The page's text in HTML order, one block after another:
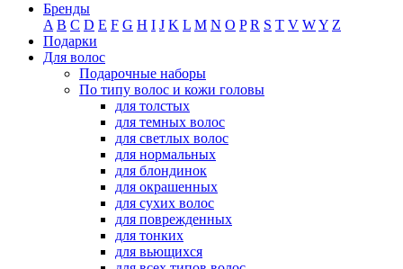
Бренды
A B C D E F G H I J K L M N O P R S T V WY Z
Подарки
Для волос
Подарочные наборы
По типу волос и кожи головы
для толстых
для темных волос
для светлых волос
для нормальных
для блондинок
для окрашенных
для сухих волос
для поврежденных
для тонких
для вьющихся